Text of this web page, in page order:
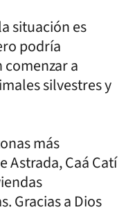
situación es
podría
a
silvestres y
más
Astrada, Caá Catí
Gracias a Dios